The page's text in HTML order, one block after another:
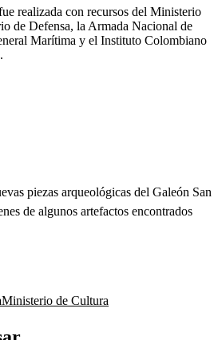
realizada con recursos del Ministerio
de Defensa, la Armada Nacional de
Marítima y el Instituto Colombiano
piezas arqueológicas del Galeón San
de algunos artefactos encontrados
Ministerio de Cultura